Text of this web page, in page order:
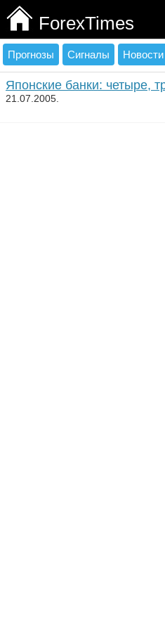
ForexTimes
Прогнозы Сигналы Новости
Японские банки: четыре,
21.07.2005.